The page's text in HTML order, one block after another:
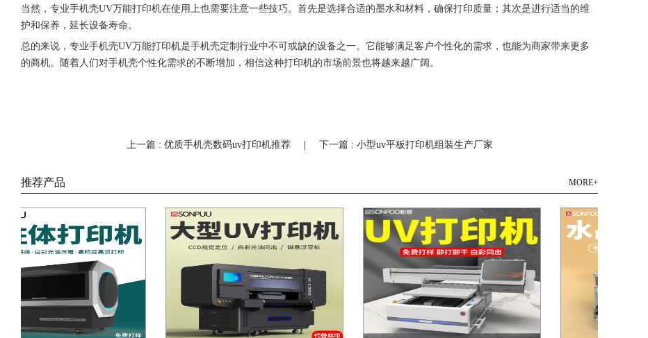
当然，专业手机壳UV万能打印机在使用上也需要注意一些技巧。首先是选择合适的墨水和材料，确保打印质量；其次是进行适当的维
护和保养，延长设备寿命。
总的来说，专业手机壳UV万能打印机是手机壳定制行业中不可或缺的设备之一。它能够满足客户个性化的需求，也能为商家带来更多
的商机。随着人们对手机壳个性化需求的不断增加，相信这种打印机的市场前景也将越来越广阔。
上一篇 : 优质手机壳数码uv打印机推荐 下一篇 : 小型uv平板打印机组装生产厂家
推荐产品 MORE+